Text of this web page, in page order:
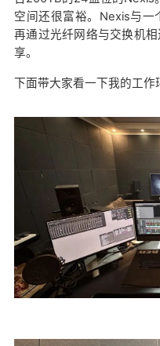
空间还很富裕。Nexis与一
再通过光纤网络与交换机
享。
下面带大家看一下我的工作